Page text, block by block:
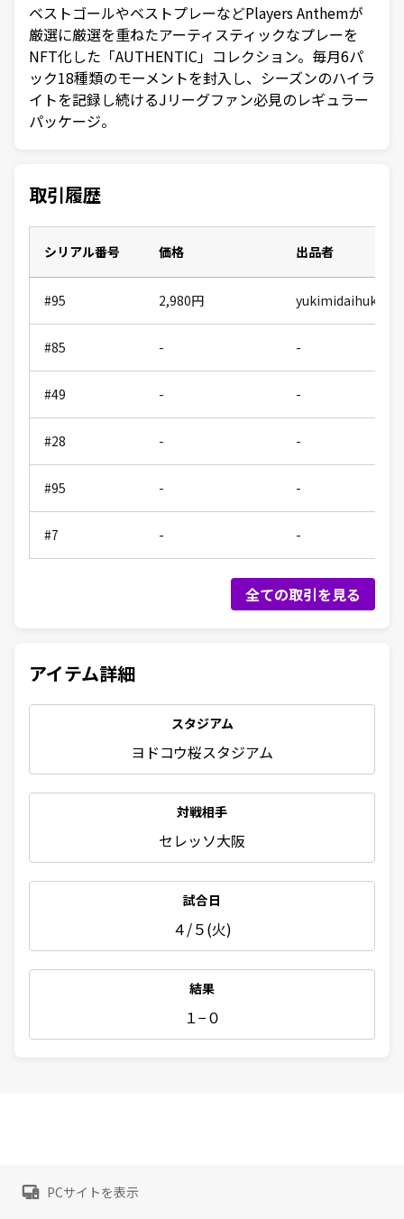
ベストゴールやベストプレーなどPlayers Anthemが
厳選に厳選を重ねたアーティスティックなプレーを
NFT化した「AUTHENTIC」コレクション。毎月6パ
ック18種類のモーメントを封入し、シーズンのハイラ
イトを記録し続けるJリーグファン必見のレギュラー
パッケージ。
取引履歴
シリアル番号 価格 出品者
#95 2,980円 yukimidaihuku18
#85 - -
#49 - -
#28 - -
#95 - -
#7 - -
全ての取引を見る
アイテム詳細
スタジアム
ヨドコウ桜スタジアム
対戦相手
セレッソ大阪
試合日
４/５(火)
結果
１−０
PCサイトを表示